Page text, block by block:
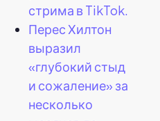
стрима в TikTok.
Перес Хилтон
выразил
«глубокий стыд
и сожаление» за
несколько